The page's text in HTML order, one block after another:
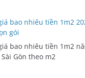
bao nhiêu tiền 1m2
gói
bao nhiêu tiền 1m2
Gòn theo m2